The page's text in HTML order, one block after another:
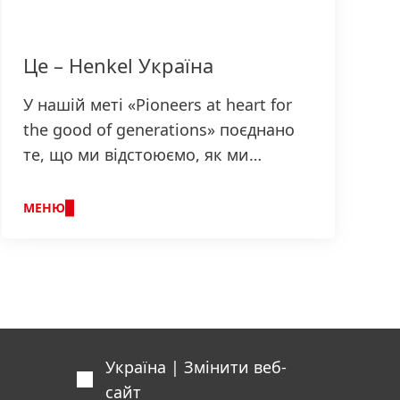
Це – Henkel Україна
У нашій меті «Pioneers at heart for
the good of generations» поєднано
те, що ми відстоюємо, як ми
стратегії.
МЕНЮ
Україна | Змінити веб-
сайт